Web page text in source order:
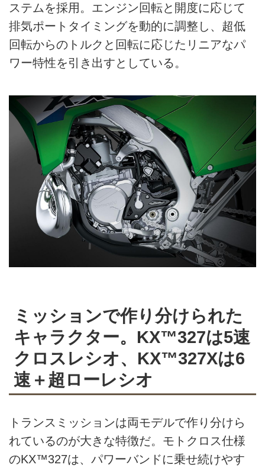
ステムを採用。エンジン回転と開度に応じて
排気ポートタイミングを動的に調整し、超低
回転からのトルクと回転に応じたリニアなパ
ワー特性を引き出すとしている。
ミッションで作り分けられた
キャラクター。KX™327は5速
クロスレシオ、KX™327Xは6
速＋超ローレシオ
トランスミッションは両モデルで作り分けら
れているのが大きな特徴だ。モトクロス仕様
のKX™327は、パワーバンドに乗せ続けやす